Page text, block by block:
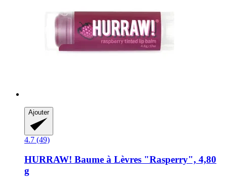
Ajouter
4.7 (49)
HURRAW! Baume à Lèvres "Rasperry", 4,80
g